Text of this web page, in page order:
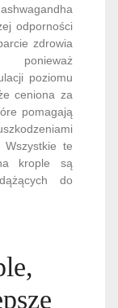
odporności
zdrowia
ponieważ
poziomu
ceniona za
pomagają
Wszystkie te
krople są
do